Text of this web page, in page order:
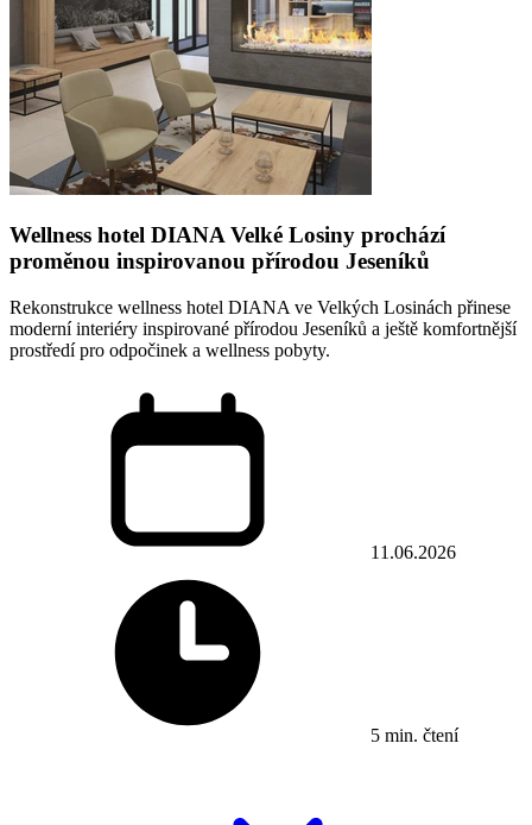
Wellness hotel DIANA Velké Losiny prochází
proměnou inspirovanou přírodou Jeseníků
Rekonstrukce wellness hotel DIANA ve Velkých Losinách přinese
moderní interiéry inspirované přírodou Jeseníků a ještě komfortnější
prostředí pro odpočinek a wellness pobyty.
11.06.2026
5 min. čtení